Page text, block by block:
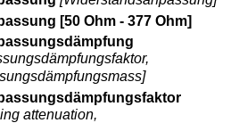
[50 Ohm - 377 Ohm]
attenuation,